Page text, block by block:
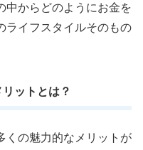
中からどのようにお金を
ライフスタイルそのもの
ットとは？
くの魅力的なメリットが